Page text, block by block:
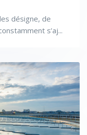
désigne, de
s’aj...